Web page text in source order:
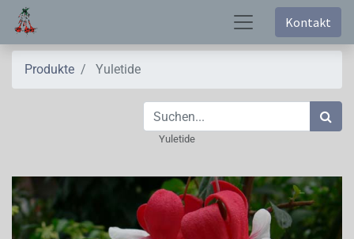
Kontakt
Produkte Yuletide
Yuletide